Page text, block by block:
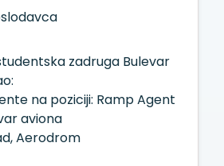
zadruga Bulevar
na poziciji: Ramp Agent
aviona
Aerodrom